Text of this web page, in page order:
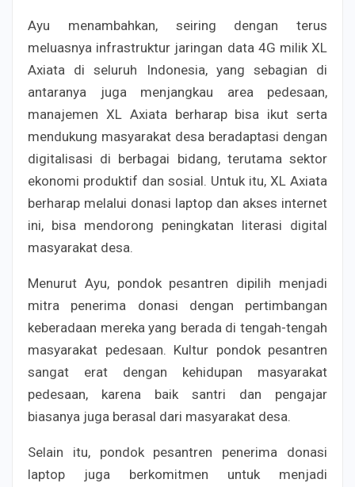
Ayu menambahkan, seiring dengan terus
meluasnya infrastruktur jaringan data 4G milik XL
Axiata di seluruh Indonesia, yang sebagian di
antaranya juga menjangkau area pedesaan,
manajemen XL Axiata berharap bisa ikut serta
mendukung masyarakat desa beradaptasi dengan
digitalisasi di berbagai bidang, terutama sektor
ekonomi produktif dan sosial. Untuk itu, XL Axiata
berharap melalui donasi laptop dan akses internet
ini, bisa mendorong peningkatan literasi digital
masyarakat desa.
Menurut Ayu, pondok pesantren dipilih menjadi
mitra penerima donasi dengan pertimbangan
keberadaan mereka yang berada di tengah-tengah
masyarakat pedesaan. Kultur pondok pesantren
sangat erat dengan kehidupan masyarakat
pedesaan, karena baik santri dan pengajar
biasanya juga berasal dari masyarakat desa.
Selain itu, pondok pesantren penerima donasi
laptop juga berkomitmen untuk menjadi